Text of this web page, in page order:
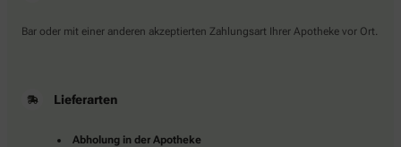
Bar oder mit einer anderen akzeptierten Zahlungsart Ihrer Apotheke vor Ort.
Lieferarten
Abholung in der Apotheke